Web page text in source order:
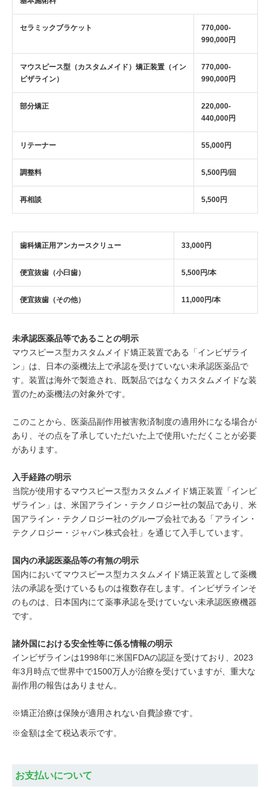
セラミックブラケット
770,000-
990,000円
マウスピース型（カスタムメイド）矯正装置（イン
ビザライン）
770,000-
990,000円
部分矯正
220,000-
440,000円
リテーナー 55,000円
調整料 5,500円/回
再相談 5,500円
歯科矯正用アンカースクリュー 33,000円
便宜抜歯（小臼歯） 5,500円/本
便宜抜歯（その他） 11,000円/本
未承認医薬品等であることの明示
マウスピース型カスタムメイド矯正装置である「インビザライ
ン」は、日本の薬機法上で承認を受けていない未承認医薬品で
す。装置は海外で製造され、既製品ではなくカスタムメイドな装
置のため薬機法の対象外です。
このことから、医薬品副作用被害救済制度の適用外になる場合が
あり、その点を了承していただいた上で使用いただくことが必要
があります。
入手経路の明示
当院が使用するマウスピース型カスタムメイド矯正装置「インビ
ザライン」は、米国アライン・テクノロジー社の製品であり、米
国アライン・テクノロジー社のグループ会社である「アライン・
テクノロジー・ジャパン株式会社」を通じて入手しています。
国内の承認医薬品等の有無の明示
国内においてマウスピース型カスタムメイド矯正装置として薬機
法の承認を受けているものは複数存在します。インビザラインそ
のものは、日本国内にて薬事承認を受けていない未承認医療機器
です。
諸外国における安全性等に係る情報の明示
インビザラインは1998年に米国FDAの認証を受けており、2023
年3月時点で世界中で1500万人が治療を受けていますが、重大な
副作用の報告はありません。
※矯正治療は保険が適用されない自費診療です。
※金額は全て税込表示です。
お支払いについて